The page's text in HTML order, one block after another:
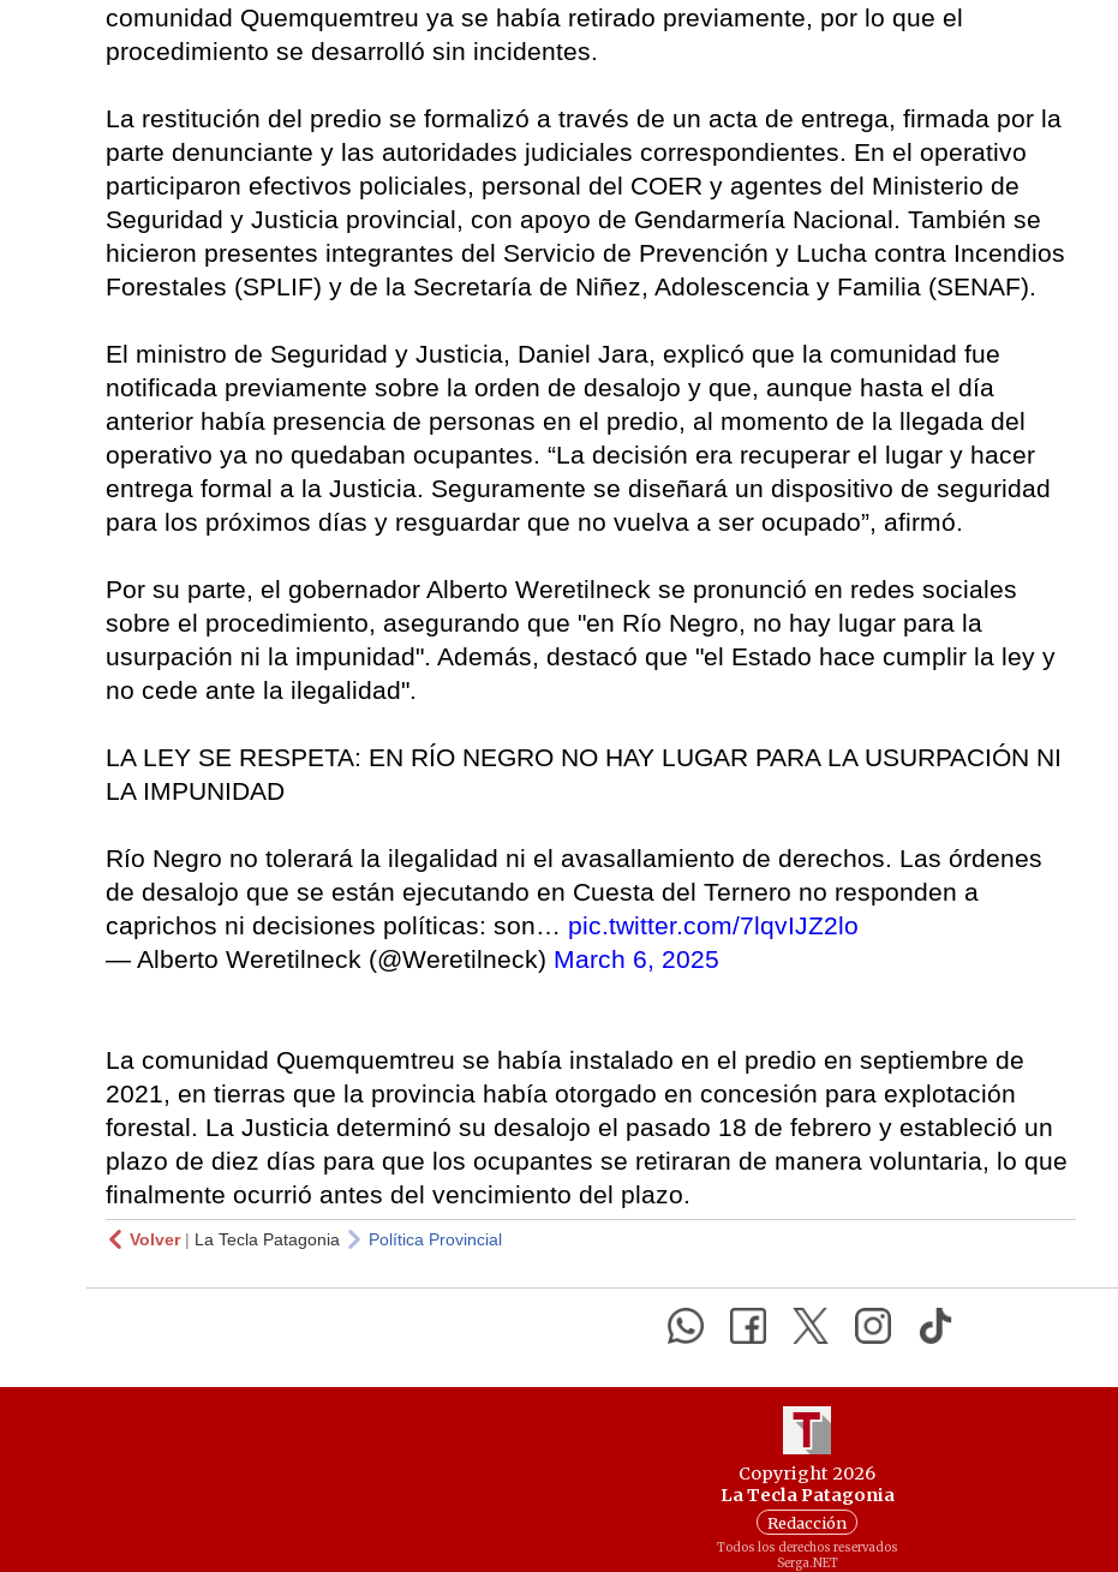
comunidad Quemquemtreu ya se había retirado previamente, por lo que el
procedimiento se desarrolló sin incidentes.
La restitución del predio se formalizó a través de un acta de entrega, firmada por la
parte denunciante y las autoridades judiciales correspondientes. En el operativo
participaron efectivos policiales, personal del COER y agentes del Ministerio de
Seguridad y Justicia provincial, con apoyo de Gendarmería Nacional. También se
hicieron presentes integrantes del Servicio de Prevención y Lucha contra Incendios
Forestales (SPLIF) y de la Secretaría de Niñez, Adolescencia y Familia (SENAF).
El ministro de Seguridad y Justicia, Daniel Jara, explicó que la comunidad fue
notificada previamente sobre la orden de desalojo y que, aunque hasta el día
anterior había presencia de personas en el predio, al momento de la llegada del
operativo ya no quedaban ocupantes. “La decisión era recuperar el lugar y hacer
entrega formal a la Justicia. Seguramente se diseñará un dispositivo de seguridad
para los próximos días y resguardar que no vuelva a ser ocupado”, afirmó.
Por su parte, el gobernador Alberto Weretilneck se pronunció en redes sociales
sobre el procedimiento, asegurando que "en Río Negro, no hay lugar para la
usurpación ni la impunidad". Además, destacó que "el Estado hace cumplir la ley y
no cede ante la ilegalidad".
LA LEY SE RESPETA: EN RÍO NEGRO NO HAY LUGAR PARA LA USURPACIÓN NI
LA IMPUNIDAD
Río Negro no tolerará la ilegalidad ni el avasallamiento de derechos. Las órdenes
de desalojo que se están ejecutando en Cuesta del Ternero no responden a
caprichos ni decisiones políticas: son… pic.twitter.com/7lqvIJZ2lo
— Alberto Weretilneck (@Weretilneck) March 6, 2025
La comunidad Quemquemtreu se había instalado en el predio en septiembre de
2021, en tierras que la provincia había otorgado en concesión para explotación
forestal. La Justicia determinó su desalojo el pasado 18 de febrero y estableció un
plazo de diez días para que los ocupantes se retiraran de manera voluntaria, lo que
finalmente ocurrió antes del vencimiento del plazo.
Volver| La Tecla Patagonia Política Provincial
Copyright 2026
La Tecla Patagonia
Redacción
Todos los derechos reservados
Serga.NET